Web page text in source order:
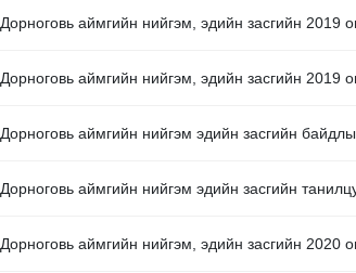
Дорноговь аймгийн нийгэм, эдийн засгийн 2019
Дорноговь аймгийн нийгэм, эдийн засгийн 2019
Дорноговь аймгийн нийгэм эдийн засгийн
Дорноговь аймгийн нийгэм эдийн засгийн
Дорноговь аймгийн нийгэм, эдийн засгийн 2020